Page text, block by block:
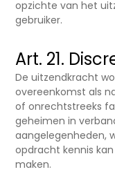
opzichte van het
gebruiker.
Art. 21.
De uitzendkracht
overeenkomst als
of onrechtstreeks
geheimen in
aangelegenheden,
opdracht kennis
maken.